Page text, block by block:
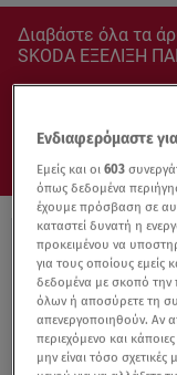
Διαβάστε όλα τα
SKODA ΕΞΕΛΙΞΗ
Ενδιαφερόμαστε
Εμείς και οι603
όπως δεδομένα
έχουμε πρόσβαση σε
καταστεί δυνατή η
προκειμένου να
για τους οποίους εμείς
δεδομένα με σκοπό την
όλων ή αποσύρετε τη
απενεργοποιηθούν. Αν
περιεχόμενο και
μην είναι τόσο